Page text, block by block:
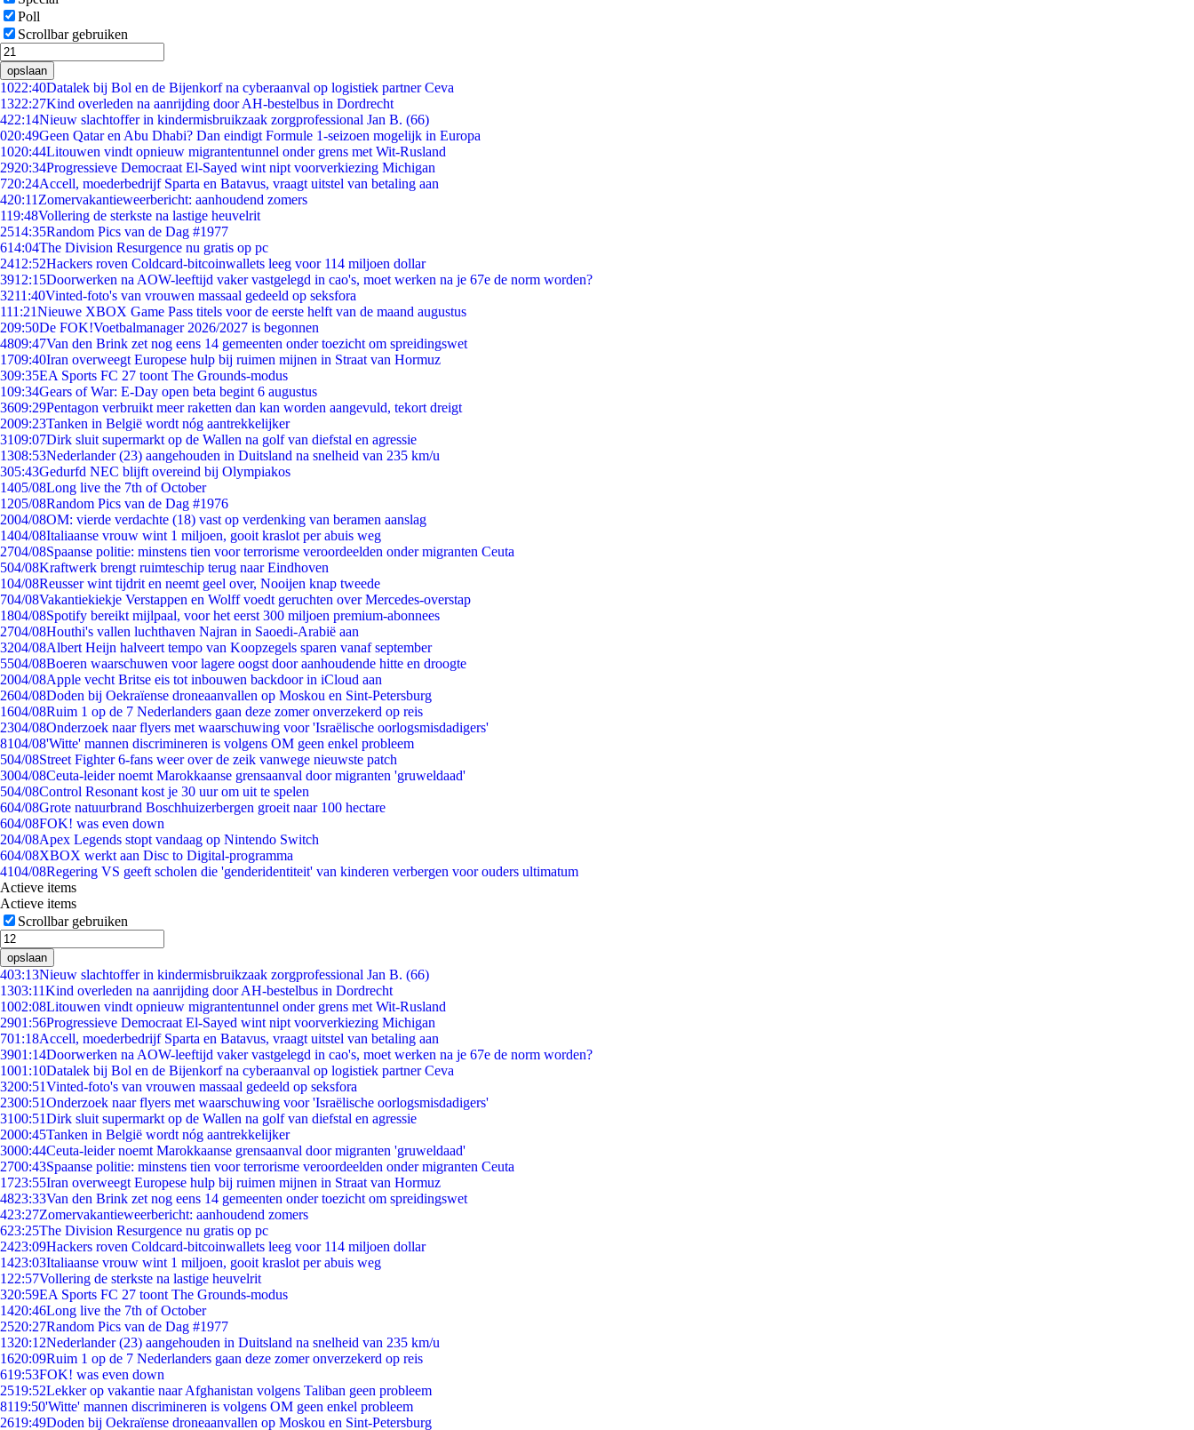
Poll
Scrollbar gebruiken
opslaan
1022:40Datalek bij Bol en de Bijenkorf na cyberaanval op logistiek partner Ceva
1322:27Kind overleden na aanrijding door AH-bestelbus in Dordrecht
422:14Nieuw slachtoffer in kindermisbruikzaak zorgprofessional Jan B. (66)
020:49Geen Qatar en Abu Dhabi? Dan eindigt Formule 1-seizoen mogelijk in Europa
1020:44Litouwen vindt opnieuw migrantentunnel onder grens met Wit-Rusland
2920:34Progressieve Democraat El-Sayed wint nipt voorverkiezing Michigan
720:24Accell, moederbedrijf Sparta en Batavus, vraagt uitstel van betaling aan
420:11 Zomervakantieweerbericht: aanhoudend zomers
119:48Vollering de sterkste na lastige heuvelrit
2514:35Random Pics van de Dag #1977
614:04The Division Resurgence nu gratis op pc
2412:52Hackers roven Coldcard-bitcoinwallets leeg voor 114 miljoen dollar
3912:15Doorwerken na AOW-leeftijd vaker vastgelegd in cao's, moet werken na je 67e de norm worden?
3211:40Vinted-foto's van vrouwen massaal gedeeld op seksfora
111:21Nieuwe XBOX Game Pass titels voor de eerste helft van de maand augustus
209:50De FOK!Voetbalmanager 2026/2027 is begonnen
4809:47Van den Brink zet nog eens 14 gemeenten onder toezicht om spreidingswet
1709:40Iran overweegt Europese hulp bij ruimen mijnen in Straat van Hormuz
309:35EA Sports FC 27 toont The Grounds-modus
109:34Gears of War: E-Day open beta begint 6 augustus
3609:29Pentagon verbruikt meer raketten dan kan worden aangevuld, tekort dreigt
2009:23Tanken in België wordt nóg aantrekkelijker
3109:07Dirk sluit supermarkt op de Wallen na golf van diefstal en agressie
1308:53Nederlander (23) aangehouden in Duitsland na snelheid van 235 km/u
305:43Gedurfd NEC blijft overeind bij Olympiakos
1405/08Long live the 7th of October
1205/08Random Pics van de Dag #1976
2004/08OM: vierde verdachte (18) vast op verdenking van beramen aanslag
1404/08Italiaanse vrouw wint 1 miljoen, gooit kraslot per abuis weg
2704/08Spaanse politie: minstens tien voor terrorisme veroordeelden onder migranten Ceuta
504/08Kraftwerk brengt ruimteschip terug naar Eindhoven
104/08Reusser wint tijdrit en neemt geel over, Nooijen knap tweede
704/08Vakantiekiekje Verstappen en Wolff voedt geruchten over Mercedes-overstap
1804/08Spotify bereikt mijlpaal, voor het eerst 300 miljoen premium-abonnees
2704/08Houthi's vallen luchthaven Najran in Saoedi-Arabië aan
3204/08Albert Heijn halveert tempo van Koopzegels sparen vanaf september
5504/08Boeren waarschuwen voor lagere oogst door aanhoudende hitte en droogte
2004/08Apple vecht Britse eis tot inbouwen backdoor in iCloud aan
2604/08Doden bij Oekraïense droneaanvallen op Moskou en Sint-Petersburg
1604/08Ruim 1 op de 7 Nederlanders gaan deze zomer onverzekerd op reis
2304/08Onderzoek naar flyers met waarschuwing voor 'Israëlische oorlogsmisdadigers'
8104/08'Witte' mannen discrimineren is volgens OM geen enkel probleem
504/08Street Fighter 6-fans weer over de zeik vanwege nieuwste patch
3004/08Ceuta-leider noemt Marokkaanse grensaanval door migranten 'gruweldaad'
504/08Control Resonant kost je 30 uur om uit te spelen
604/08Grote natuurbrand Boschhuizerbergen groeit naar 100 hectare
604/08FOK! was even down
204/08Apex Legends stopt vandaag op Nintendo Switch
604/08XBOX werkt aan Disc to Digital-programma
4104/08Regering VS geeft scholen die 'genderidentiteit' van kinderen verbergen voor ouders ultimatum
Actieve items
Actieve items
Scrollbar gebruiken
opslaan
403:13Nieuw slachtoffer in kindermisbruikzaak zorgprofessional Jan B. (66)
1303:11Kind overleden na aanrijding door AH-bestelbus in Dordrecht
1002:08Litouwen vindt opnieuw migrantentunnel onder grens met Wit-Rusland
2901:56Progressieve Democraat El-Sayed wint nipt voorverkiezing Michigan
701:18Accell, moederbedrijf Sparta en Batavus, vraagt uitstel van betaling aan
3901:14Doorwerken na AOW-leeftijd vaker vastgelegd in cao's, moet werken na je 67e de norm worden?
1001:10Datalek bij Bol en de Bijenkorf na cyberaanval op logistiek partner Ceva
3200:51Vinted-foto's van vrouwen massaal gedeeld op seksfora
2300:51Onderzoek naar flyers met waarschuwing voor 'Israëlische oorlogsmisdadigers'
3100:51Dirk sluit supermarkt op de Wallen na golf van diefstal en agressie
2000:45Tanken in België wordt nóg aantrekkelijker
3000:44Ceuta-leider noemt Marokkaanse grensaanval door migranten 'gruweldaad'
2700:43Spaanse politie: minstens tien voor terrorisme veroordeelden onder migranten Ceuta
1723:55Iran overweegt Europese hulp bij ruimen mijnen in Straat van Hormuz
4823:33Van den Brink zet nog eens 14 gemeenten onder toezicht om spreidingswet
423:27Zomervakantieweerbericht: aanhoudend zomers
623:25The Division Resurgence nu gratis op pc
2423:09Hackers roven Coldcard-bitcoinwallets leeg voor 114 miljoen dollar
1423:03Italiaanse vrouw wint 1 miljoen, gooit kraslot per abuis weg
1 22:57Vollering de sterkste na lastige heuvelrit
320:59EA Sports FC 27 toont The Grounds-modus
1420:46Long live the 7th of October
2520:27Random Pics van de Dag #1977
1320:12Nederlander (23) aangehouden in Duitsland na snelheid van 235 km/u
1620:09Ruim 1 op de 7 Nederlanders gaan deze zomer onverzekerd op reis
619:53FOK! was even down
2519:52Lekker op vakantie naar Afghanistan volgens Taliban geen probleem
8119:50'Witte' mannen discrimineren is volgens OM geen enkel probleem
2619:49Doden bij Oekraïense droneaanvallen op Moskou en Sint-Petersburg